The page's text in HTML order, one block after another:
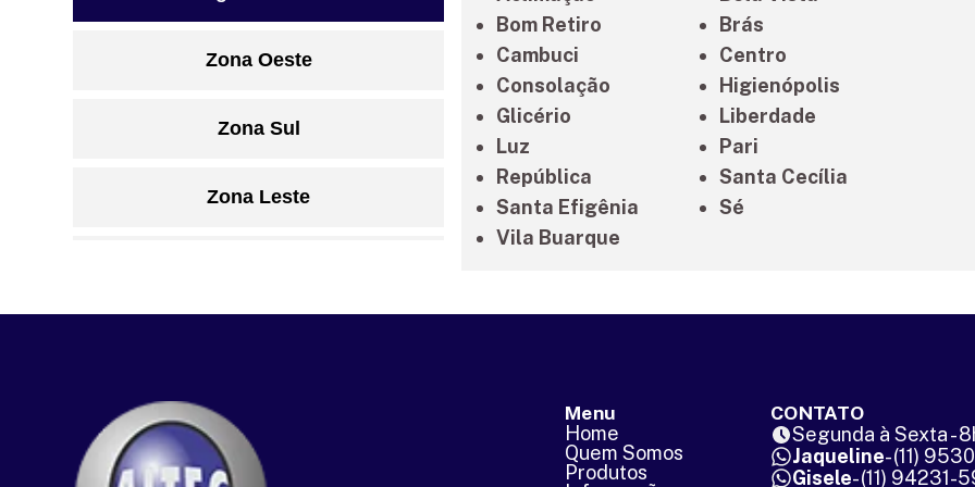
Zona Oeste
Zona Sul
Zona Leste
Bom Retiro
Brás
Cambuci
Centro
Consolação
Higienópolis
Glicério
Liberdade
Luz
Pari
República
Santa Cecília
Santa Efigênia
Sé
Vila Buarque
Menu
Home
Quem Somos
Produtos
CONTATO
Segunda à Sexta -
Jaqueline- (11)
Gisele- (11) 94231-